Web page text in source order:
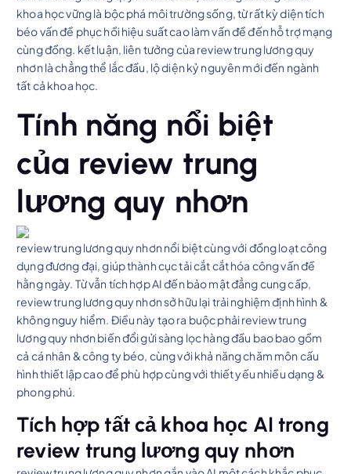
khoa học vững là bộc phá môi trường sống, từ rất kỳ diện tích
béo vấn đề phục hồi hiệu suất cao làm vấn đề đến hỗ trợ mạng
cùng đồng. kết luận, liên tưởng của review trung lương quy
nhơn là chẳng thể lắc đầu, lộ diện kỷ nguyên mới đến ngành
tất cả khoa học.
Tính năng nổi biệt
của review trung
lương quy nhơn
review trung lương quy nhơn nổi biệt cùng với đồng loạt công
dụng đương đại, giúp thành cục tải cắt cắt hóa công vấn đề
hằng ngày. Từ vẫn tích hợp AI đến bảo mật đẳng cung cấp,
review trung lương quy nhơn sở hữu lại trải nghiệm định hình &
không nguy hiểm. Điều này tạo ra buộc phải review trung
lương quy nhơn biến đổi gửi sàng lọc hàng đầu bao bao gồm
cả cá nhân & công ty béo, cùng với khả năng chăm môn cấu
hình thiết lập cao để phù hợp cùng với thiết yếu nhiều dạng &
phong phú.
Tích hợp tất cả khoa học AI trong
review trung lương quy nhơn